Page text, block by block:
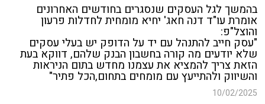
בהמשך לגל העסקים שנסגרים בחודשים האחרונים
אומרת עו"ד דנה חאג' יחיא מומחית לחדלות פרעון
והוצל"פ:
"עסק חייב להתנהל עם יד על הדופק יש בעלי עסקים
שלא יודעים מה קורה בחשבון הבנק שלהם, דווקא בעת
הזאת צריך להמציא את עצמנו מחדש בתום הניראות
והשיווק ולהתייעץ עם מומחים בתחום,הכל פתיר"
10/02/2025